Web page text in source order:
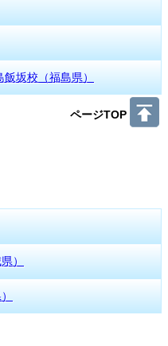
坂校（福島県）
ページTOP
）